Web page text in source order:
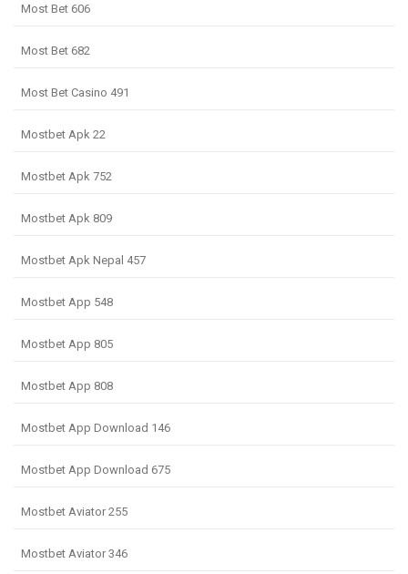
Most Bet 606
Most Bet 682
Most Bet Casino 491
Mostbet Apk 22
Mostbet Apk 752
Mostbet Apk 809
Mostbet Apk Nepal 457
Mostbet App 548
Mostbet App 805
Mostbet App 808
Mostbet App Download 146
Mostbet App Download 675
Mostbet Aviator 255
Mostbet Aviator 346